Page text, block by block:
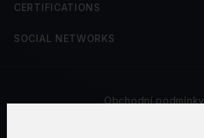
CERTIFICATIONS
SOCIAL NETWORKS
Obchodní podmínky